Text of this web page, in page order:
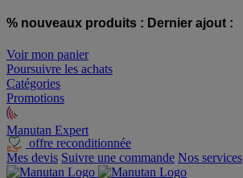
% nouveaux produits : Dernier ajout :
Voir mon panier
Poursuivre les achats
Catégories
Promotions
Manutan Expert
offre reconditionnée
Mes devis Suivre une commande Nos services